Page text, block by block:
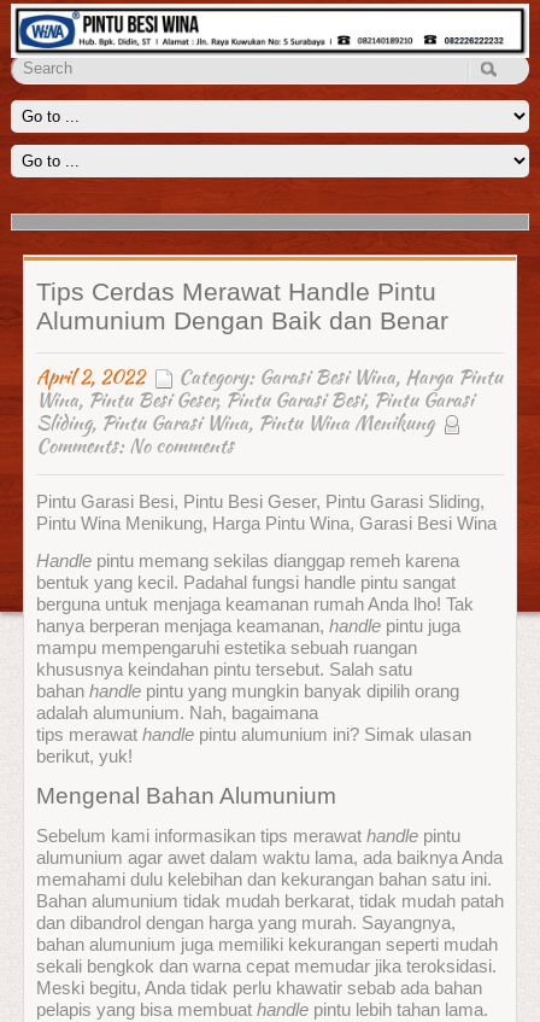
Penyekat Ruangan Wina
Kami menyediakan solusi untuk menyekat ruangan yang luas seperti
ruang keluarga, aula, lobi dengan sebuah penyekat ruangan
More
Tips Cerdas Merawat Handle Pintu
Alumunium Dengan Baik dan Benar
April 2, 2022 Category: Garasi Besi Wina, Harga Pintu
Wina, Pintu Besi Geser, Pintu Garasi Besi, Pintu Garasi
Sliding, Pintu Garasi Wina, Pintu Wina Menikung
Comments: No comments
Pintu Garasi Besi, Pintu Besi Geser, Pintu Garasi Sliding,
Pintu Wina Menikung, Harga Pintu Wina, Garasi Besi Wina
Handle pintu memang sekilas dianggap remeh karena
bentuk yang kecil. Padahal fungsi handle pintu sangat
berguna untuk menjaga keamanan rumah Anda lho! Tak
hanya berperan menjaga keamanan, handlepintu juga
mampu mempengaruhi estetika sebuah ruangan
khususnya keindahan pintu tersebut. Salah satu
bahan handle pintu yang mungkin banyak dipilih orang
adalah alumunium. Nah, bagaimana
tips merawat handlepintu alumunium ini? Simak ulasan
berikut, yuk!
Mengenal Bahan Alumunium
Sebelum kami informasikan tips merawat handlepintu
alumunium agar awet dalam waktu lama, ada baiknya Anda
memahami dulu kelebihan dan kekurangan bahan satu ini.
Bahan alumunium tidak mudah berkarat, tidak mudah patah
dan dibandrol dengan harga yang murah. Sayangnya,
bahan alumunium juga memiliki kekurangan seperti mudah
sekali bengkok dan warna cepat memudar jika teroksidasi.
Meski begitu, Anda tidak perlu khawatir sebab ada bahan
pelapis yang bisa membuathandlepintu lebih tahan lama.